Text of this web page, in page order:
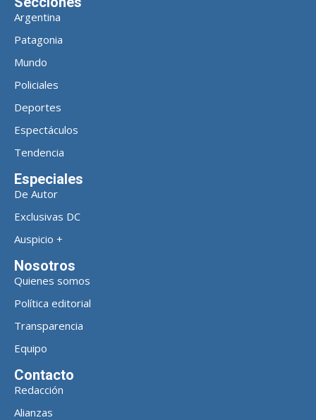
Argentina
Patagonia
Mundo
Policiales
Deportes
Espectáculos
Tendencia
Especiales
De Autor
Exclusivas DC
Auspicio +
Nosotros
Quienes somos
Política editorial
Transparencia
Equipo
Contacto
Redacción
Alianzas